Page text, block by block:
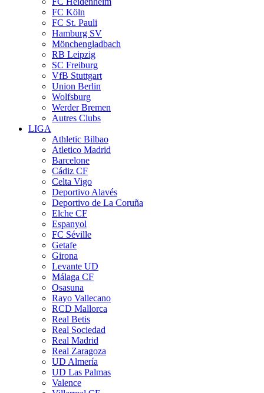
FC Köln
FC St. Pauli
Hamburg SV
Mönchengladbach
RB Leipzig
SC Freiburg
VfB Stuttgart
Union Berlin
Wolfsburg
Werder Bremen
Autres Clubs
LIGA
Athletic Bilbao
Atletico Madrid
Barcelone
Cádiz CF
Celta Vigo
Deportivo Alavés
Deportivo de La Coruña
Elche CF
Espanyol
FC Séville
Getafe
Girona
Levante UD
Málaga CF
Osasuna
Rayo Vallecano
RCD Mallorca
Real Betis
Real Sociedad
Real Madrid
Real Zaragoza
UD Almería
UD Las Palmas
Valence